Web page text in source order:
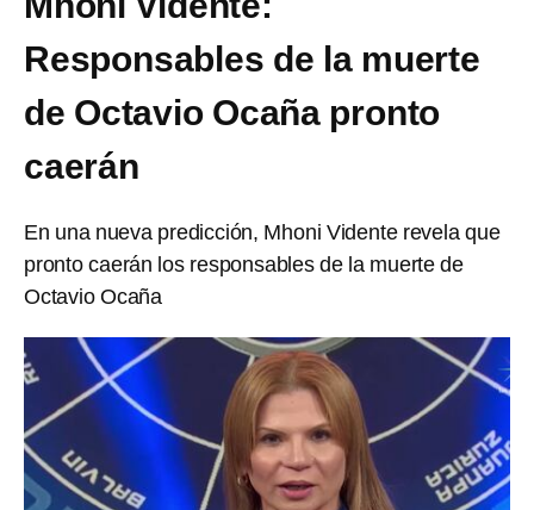
Responsables de la muerte
de Octavio Ocaña pronto
caerán
En una nueva predicción, Mhoni Vidente revela que
pronto caerán los responsables de la muerte de
Octavio Ocaña